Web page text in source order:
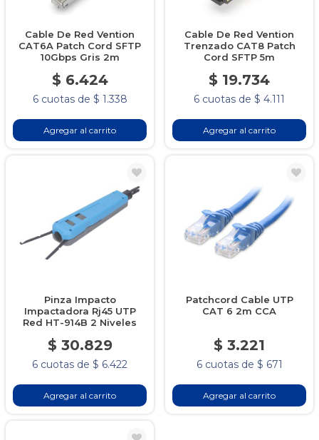
Cable De Red Vention
CAT6A Patch Cord SFTP
10Gbps Gris 2m
$ 6.424
6 cuotas de $ 1.338
Agregar al carrito
Cable De Red Vention
Trenzado CAT8 Patch
Cord SFTP 5m
$ 19.734
6 cuotas de $ 4.111
Agregar al carrito
Pinza Impacto
Impactadora Rj45 UTP
Red HT-914B 2 Niveles
$ 30.829
6 cuotas de $ 6.422
Agregar al carrito
Patchcord Cable UTP
CAT 6 2m CCA
$ 3.221
6 cuotas de $ 671
Agregar al carrito